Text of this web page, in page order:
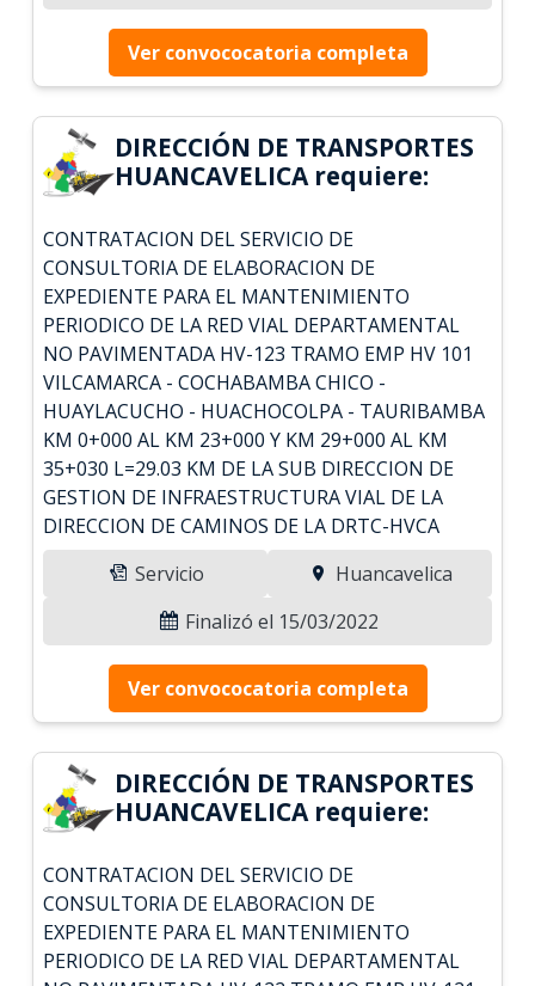
Ver convococatoria completa
DIRECCIÓN DE TRANSPORTES
HUANCAVELICA requiere:
CONTRATACION DEL SERVICIO DE
CONSULTORIA DE ELABORACION DE
EXPEDIENTE PARA EL MANTENIMIENTO
PERIODICO DE LA RED VIAL DEPARTAMENTAL
NO PAVIMENTADA HV-123 TRAMO EMP HV 101
VILCAMARCA - COCHABAMBA CHICO -
HUAYLACUCHO - HUACHOCOLPA - TAURIBAMBA
KM 0+000 AL KM 23+000 Y KM 29+000 AL KM
35+030 L=29.03 KM DE LA SUB DIRECCION DE
GESTION DE INFRAESTRUCTURA VIAL DE LA
DIRECCION DE CAMINOS DE LA DRTC-HVCA
Servicio
Huancavelica
Finalizó el 15/03/2022
Ver convococatoria completa
DIRECCIÓN DE TRANSPORTES
HUANCAVELICA requiere:
CONTRATACION DEL SERVICIO DE
CONSULTORIA DE ELABORACION DE
EXPEDIENTE PARA EL MANTENIMIENTO
PERIODICO DE LA RED VIAL DEPARTAMENTAL